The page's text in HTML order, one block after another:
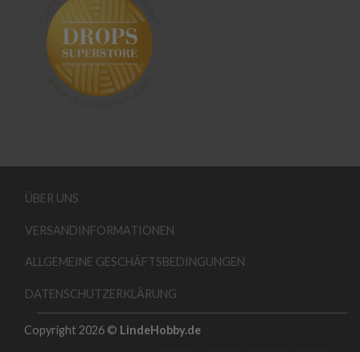
ÜBER UNS
VERSANDINFORMATIONEN
ALLGEMEINE GESCHÄFTSBEDINGUNGEN
DATENSCHUTZERKLÄRUNG
Copyright 2026 © LindeHobby.de